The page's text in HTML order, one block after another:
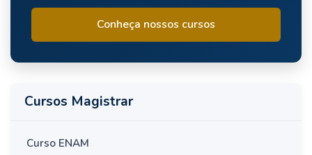
Conheça nossos cursos
Cursos Magistrar
Curso ENAM